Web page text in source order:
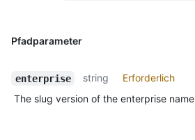
Pfadparameter
enterprise string
Erforderlich
The slug version of the enterprise